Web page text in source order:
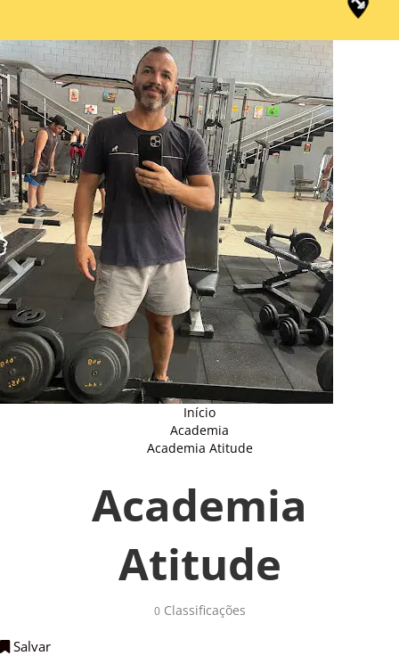
Início
Academia
Academia Atitude
Academia
Atitude
0Classificações
Salvar